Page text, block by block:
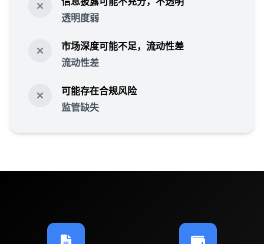
透明度弱
市场深度可能不足，流动性差
流动性差
可能存在合规风险
监管缺失